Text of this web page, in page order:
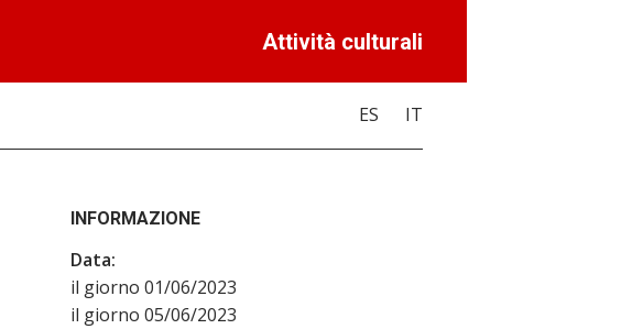
Attività culturali
ES IT
INFORMAZIONE
Data:
il giorno 01/06/2023
il giorno 05/06/2023